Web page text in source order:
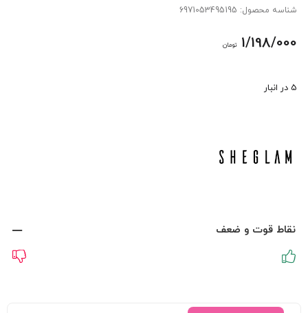
شناسه محصول: 6971053495195
1/198/000 تومان
5 در انبار
نقاط قوت و ضعف